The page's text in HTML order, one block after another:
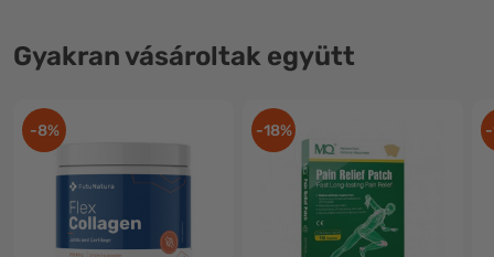
Gyakran vásároltak együtt
-8% -18%